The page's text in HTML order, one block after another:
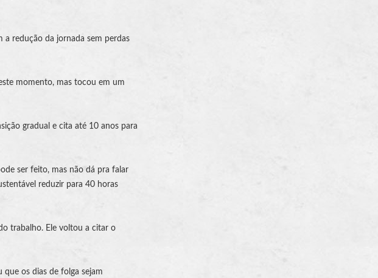
a redução da jornada sem perdas
momento, mas tocou em um
gradual e cita até 10 anos para
ser feito, mas não dá pra falar
reduzir para 40 horas
trabalho. Ele voltou a citar o
os dias de folga sejam